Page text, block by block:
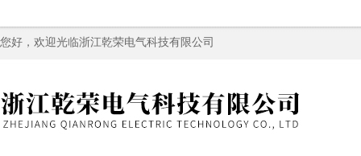
您好，欢迎光临浙江乾荣电气科技有限公司